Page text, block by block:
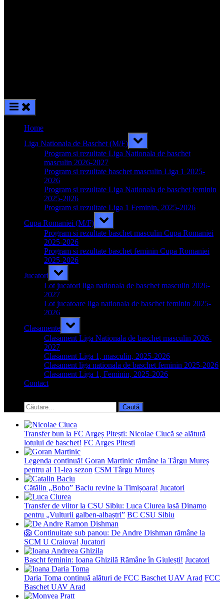
Home
Liga Nationala de Baschet (M/F)
Toggle
sub-
menu
Program si rezultate Liga Nationala de baschet
masculin 2026-2027
Program si rezultate baschet masculin Liga 1 2025-
2026
Program si rezultate Liga Nationala de baschet feminin
2025-2026
Program si rezultate Liga 1 Feminin, 2025-2026
Cupa Romaniei (M/F)
Toggle
sub-
menu
Program si rezultate baschet masculin Cupa Romaniei
2025-2026
Program si rezultate baschet feminin Cupa Romaniei
2025-2026
Jucatori
Toggle
sub-
menu
Lot jucatori liga nationala de baschet masculin 2026-
2027
Lot jucatoare liga nationala de baschet feminin 2025-
2026
Clasamente
Toggle
sub-
menu
Clasament Liga Nationala de baschet masculin 2026-
2027
Clasament Liga 1, masculin, 2025-2026
Clasament liga nationala de baschet feminin 2025-2026
Clasament Liga 1, Feminin, 2025-2026
Contact
search
form
Caută
după:
Transfer bun la FC Argeș Pitești: Nicolae Ciucă se alătură
lotului de baschet! FC Arges Pitesti
Legenda continuă! Goran Martinic rămâne la Târgu Mureș
pentru al 11-lea sezon CSM Târgu Mureș
Cătălin „Bobo” Baciu revine la Timișoara! Jucatori
Transfer de viitor la CSU Sibiu: Luca Ciurea lasă Dinamo
pentru „Vulturii galben-albaștri” BC CSU Sibiu
🦁 Continuitate sub panou: De Andre Dishman rămâne la
SCM U Craiova! Jucatori
Bascht feminin: Ioana Ghizilă Rămâne în Giulești! Jucatori
Daria Toma continuă alături de FCC Baschet UAV Arad FCC
Baschet UAV Arad